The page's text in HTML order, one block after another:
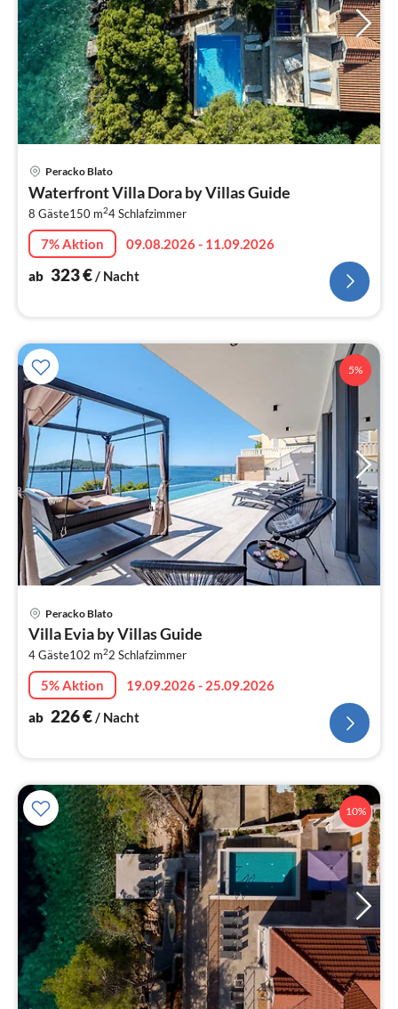
Peracko Blato
Waterfront Villa Dora by Villas Guide
8 Gäste150 m24Schlafzimmer
7% Aktion
09.08.2026 - 11.09.2026
ab 323€/ Nacht
5%
Peracko Blato
Villa Evia by Villas Guide
4 Gäste102 m22 Schlafzimmer
5% Aktion
19.09.2026 - 25.09.2026
ab 226€/ Nacht
10%